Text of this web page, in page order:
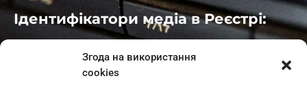
Згода на використання
cookies
Ідентифікатори медіа в Реєстрі:
: L11-01410
: L11-01801